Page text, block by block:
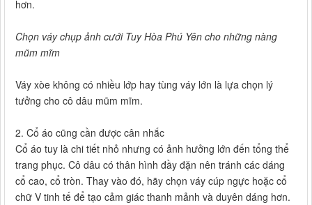
hơn.
Chọn váy chụp ảnh cưới Tuy Hòa Phú Yên cho những nàng
mũm mĩm
Váy xòe không có nhiều lớp hay tùng váy lớn là lựa chọn lý
tưởng cho cô dâu mũm mĩm.
2. Cổ áo cũng cần được cân nhắc
Cổ áo tuy là chi tiết nhỏ nhưng có ảnh hưởng lớn đến tổng thể
trang phục. Cô dâu có thân hình đầy đặn nên tránh các dáng
cổ cao, cổ tròn. Thay vào đó, hãy chọn váy cúp ngực hoặc cổ
chữ V tinh tế để tạo cảm giác thanh mảnh và duyên dáng hơn.